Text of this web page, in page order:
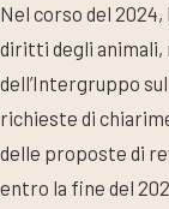
Nel corso del
diritti degli
dell’Intergruppo
richieste di
delle proposte di
entro la fine del